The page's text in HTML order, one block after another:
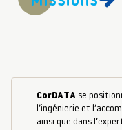
CorDATA se
l’ingénierie et
ainsi que dans